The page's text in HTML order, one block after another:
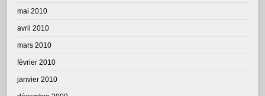
mai 2010
avril 2010
mars 2010
février 2010
janvier 2010